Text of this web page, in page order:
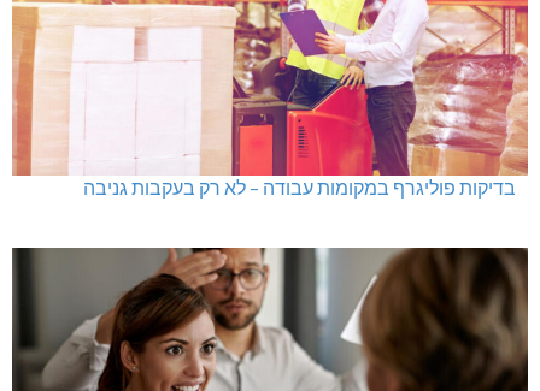
בדיקות פוליגרף במקומות עבודה – לא רק בעקבות גניבה